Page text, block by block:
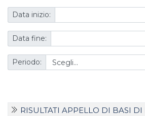
Data inizio:
Data fine:
Periodo:
RISULTATI APPELLO DI BASI